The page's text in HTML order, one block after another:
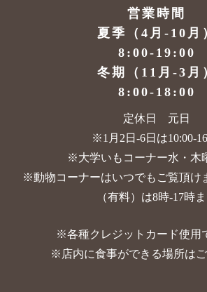
営業時間
夏季（4月-10月
8:00-19:00
冬期（11月-3月
8:00-18:00
定休日 元日
※1月2日-6日は10:00-
※大学いもコーナー水・木
※動物コーナーはいつでもご覧頂け
（有料）は8時-17時
※各種クレジットカード使用
※店内に食事ができる場所は